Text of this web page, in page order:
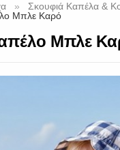
Σκουφιά Καπέλα &
Μπλε Καρό
Μπλε